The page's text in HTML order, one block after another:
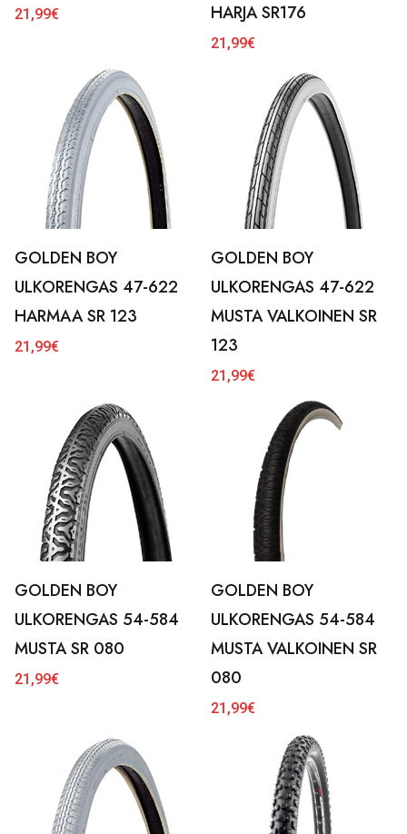
21,99€
HARJA SR176
21,99€
GOLDEN BOY
ULKORENGAS 47-622
HARMAA SR 123
21,99€
GOLDEN BOY
ULKORENGAS 47-622
MUSTA VALKOINEN SR
123
21,99€
GOLDEN BOY
ULKORENGAS 54-584
MUSTA SR 080
21,99€
GOLDEN BOY
ULKORENGAS 54-584
MUSTA VALKOINEN SR
080
21,99€